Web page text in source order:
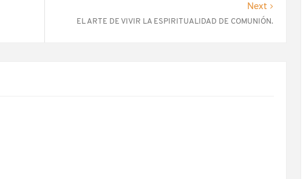
Next
EL ARTE DE VIVIR LA ESPIRITUALIDAD DE COMUNIÓN.